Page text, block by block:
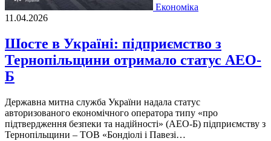
Економіка
11.04.2026
Шосте в Україні: підприємство з
Тернопільщини отримало статус АЕО-
Б
Державна митна служба України надала статус
авторизованого економічного оператора типу «про
підтвердження безпеки та надійності» (АЕО-Б) підприємству з
Тернопільщини – ТОВ «Бондіолі і Павезі…